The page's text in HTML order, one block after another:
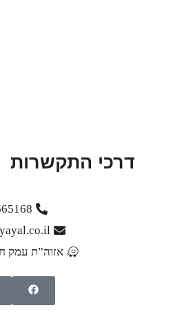
דרכי התקשרות
אזוה”ת עמק